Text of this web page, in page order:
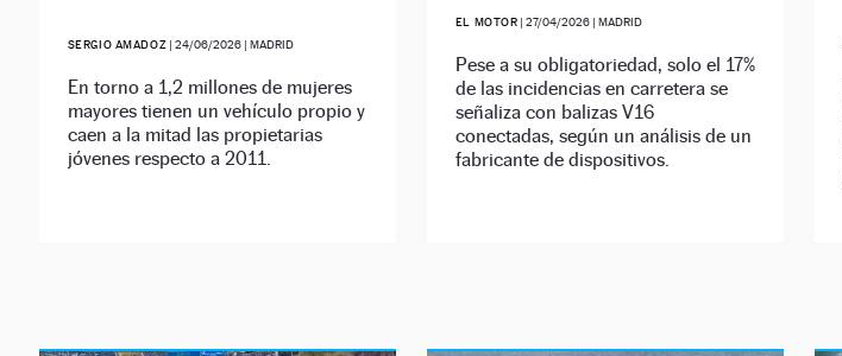
SERGIO AMADOZ |24/06/2026 | MADRID
En torno a 1,2 millones de mujeres
mayores tienen un vehículo propio y
caen a la mitad las propietarias
jóvenes respecto a 2011.
EL MOTOR |27/04/2026 | MADRID
Pese a su obligatoriedad, solo el 17%
de las incidencias en carretera se
señaliza con balizas V16
conectadas, según un análisis de un
fabricante de dispositivos.